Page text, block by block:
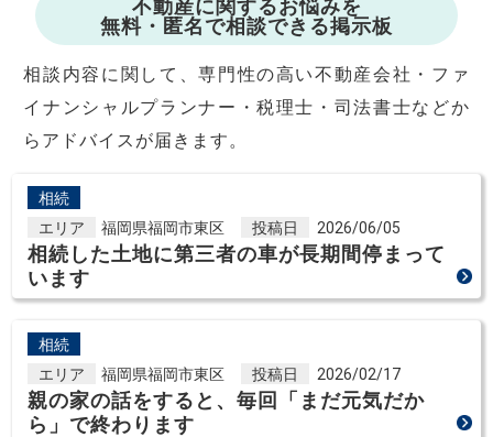
不動産に関するお悩みを
無料・匿名で相談できる掲示板
相談内容に関して、専門性の高い不動産会社・ファ
イナンシャルプランナー・税理士・司法書士などか
らアドバイスが届きます。
相続
エリア
福岡県福岡市東区 投稿日 2026/06/05
相続した土地に第三者の車が長期間停まって
います
相続
エリア
福岡県福岡市東区 投稿日 2026/02/17
親の家の話をすると、毎回「まだ元気だか
ら」で終わります